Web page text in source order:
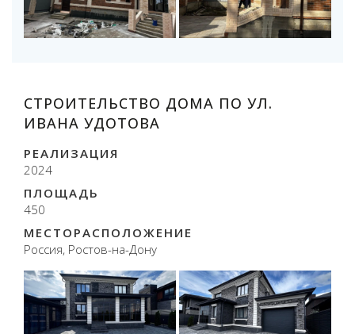
СТРОИТЕЛЬСТВО ДОМА ПО УЛ.
ИВАНА УДОТОВА
РЕАЛИЗАЦИЯ
2024
ПЛОЩАДЬ
450
МЕСТОРАСПОЛОЖЕНИЕ
Россия, Ростов-на-Дону